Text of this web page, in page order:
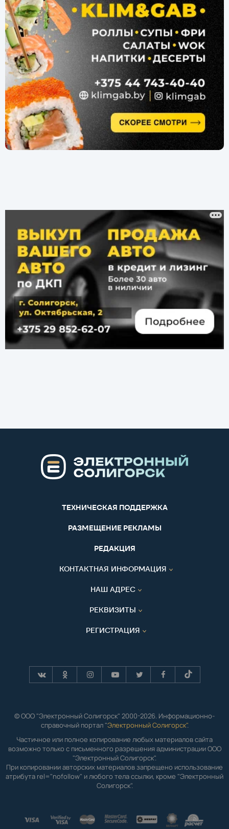
ТЕХНИЧЕСКАЯ ПОДДЕРЖКА
РАЗМЕЩЕНИЕ РЕКЛАМЫ
РЕДАКЦИЯ
КОНТАКТНАЯ ИНФОРМАЦИЯ
НАШ АДРЕС
РЕКВИЗИТЫ
РЕГИСТРАЦИЯ
© ООО "Электронный Солигорск" 2000-2026. Информационно-
справочный портал "Электронный Солигорск".
Частичное или полное копирование любых материалов сайта
возможно только с письменного разрешения администрации ООО
"Электронный Солигорск".
При копировании авторских материалов запрещено использование
атрибута rel="nofollow" и любого тела ссылки, кроме "Электронный
Солигорск".